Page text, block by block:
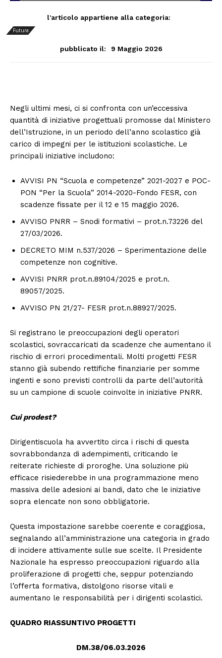
l'articolo appartiene alla categoria:
Futura
pubblicato il: 9 Maggio 2026
Negli ultimi mesi, ci si confronta con un’eccessiva
quantità di iniziative progettuali promosse dal Ministero
dell’Istruzione, in un periodo dell’anno scolastico già
carico di impegni per le istituzioni scolastiche. Le
principali iniziative includono:
AVVISI PN “Scuola e competenze” 2021-2027 e POC-
PON “Per la Scuola” 2014-2020-Fondo FESR, con
scadenze fissate per il 12 e 15 maggio 2026.
AVVISO PNRR – Snodi formativi – prot.n.73226 del
27/03/2026.
DECRETO MIM n.537/2026 – Sperimentazione delle
competenze non cognitive.
AVVISI PNRR prot.n.89104/2025 e prot.n.
89057/2025.
AVVISO PN 21/27- FESR prot.n.88927/2025.
Si registrano le preoccupazioni degli operatori
scolastici, sovraccaricati da scadenze che aumentano il
rischio di errori procedimentali. Molti progetti FESR
stanno già subendo rettifiche finanziarie per somme
ingenti e sono previsti controlli da parte dell’autorità
su un campione di scuole coinvolte in iniziative PNRR.
Cui prodest?
Dirigentiscuola ha avvertito circa i rischi di questa
sovrabbondanza di adempimenti, criticando le
reiterate richieste di proroghe. Una soluzione più
efficace risiederebbe in una programmazione meno
massiva delle adesioni ai bandi, dato che le iniziative
sopra elencate non sono obbligatorie.
Questa impostazione sarebbe coerente e coraggiosa,
segnalando all’amministrazione una categoria in grado
di incidere attivamente sulle sue scelte. Il Presidente
Nazionale ha espresso preoccupazioni riguardo alla
proliferazione di progetti che, seppur potenziando
l’offerta formativa, distolgono risorse vitali e
aumentano le responsabilità per i dirigenti scolastici.
QUADRO RIASSUNTIVO PROGETTI
DM.38/06.03.2026